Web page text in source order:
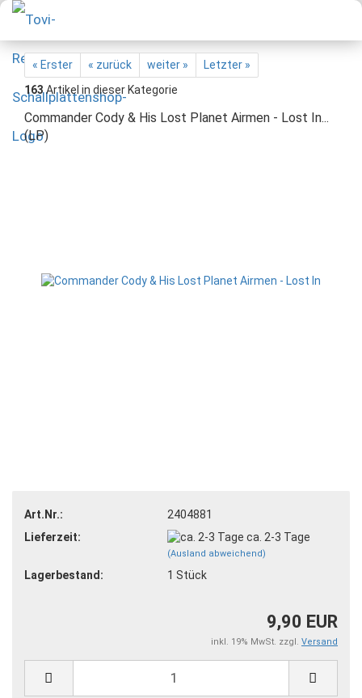
« Erster « zurück weiter »
Letzter »
163Artikel in dieser Kategorie
Commander Cody & His Lost Planet Airmen - Lost In...
(LP)
Art.Nr.:
2404881
Lieferzeit:
ca. 2-3 Tage
(Ausland abweichend)
Lagerbestand: 1 Stück
9,90 EUR
inkl. 19% MwSt. zzgl. Versand